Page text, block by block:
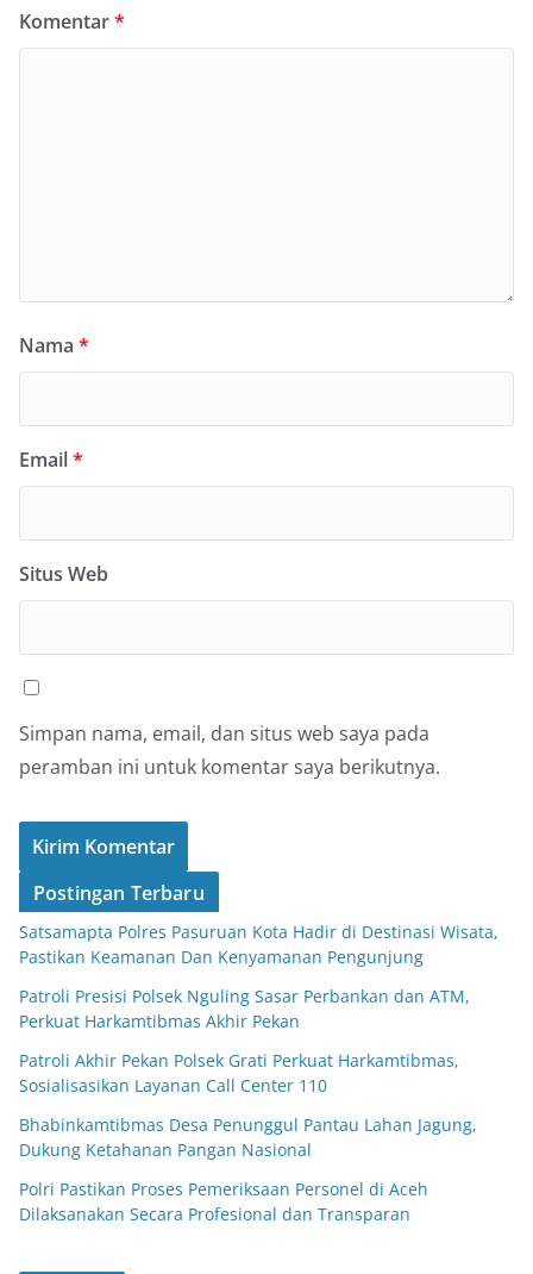
Komentar*
Nama *
Email*
Situs Web
Simpan nama, email, dan situs web saya pada
peramban ini untuk komentar saya berikutnya.
Postingan Terbaru
Satsamapta Polres Pasuruan Kota Hadir di Destinasi Wisata,
Pastikan Keamanan Dan Kenyamanan Pengunjung
Patroli Presisi Polsek Nguling Sasar Perbankan dan ATM,
Perkuat Harkamtibmas Akhir Pekan
Patroli Akhir Pekan Polsek Grati Perkuat Harkamtibmas,
Sosialisasikan Layanan Call Center 110
Bhabinkamtibmas Desa Penunggul Pantau Lahan Jagung,
Dukung Ketahanan Pangan Nasional
Polri Pastikan Proses Pemeriksaan Personel di Aceh
Dilaksanakan Secara Profesional dan Transparan